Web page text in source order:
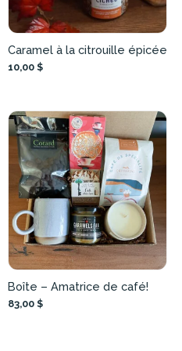
Caramel à la citrouille épicée
10,00 $
Boîte – Amatrice de café!
83,00 $